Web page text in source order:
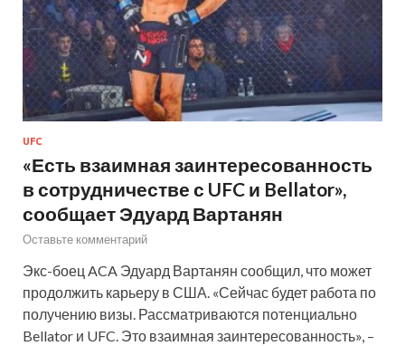
UFC
«Есть взаимная заинтересованность
в сотрудничестве с UFC и Bellator»,
сообщает Эдуард Вартанян
Оставьте комментарий
Экс-боец ACA Эдуард Вартанян сообщил, что может
продолжить карьеру в США. «Сейчас будет работа по
получению визы. Рассматриваются потенциально
Bellator и UFC. Это взаимная заинтересованность», –